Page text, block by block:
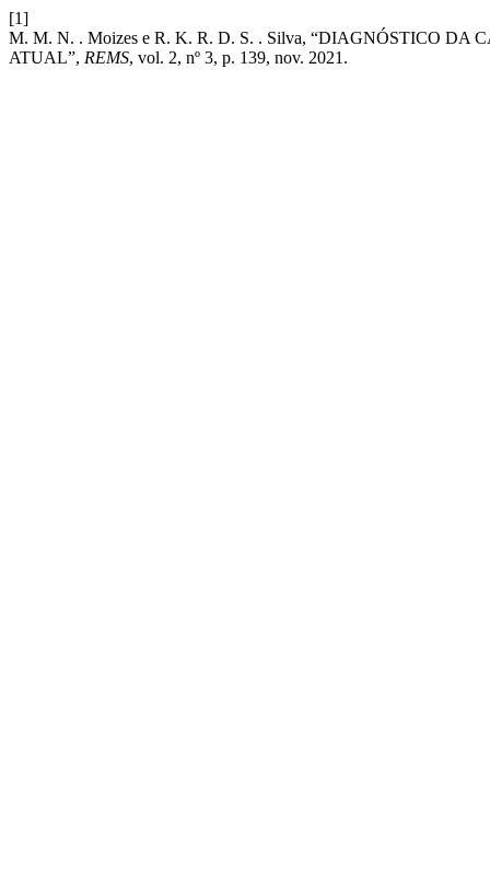
[1]
M. M. N. . Moizes e R. K. R. D. S. . Silva, “DIAGNÓSTICO
ATUAL”, REMS, vol. 2, nº 3, p. 139, nov. 2021.